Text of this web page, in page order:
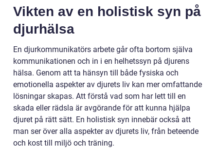
Vikten av en holistisk syn på
djurhälsa
En djurkommunikatörs arbete går ofta bortom själva
kommunikationen och in i en helhetssyn på djurens
hälsa. Genom att ta hänsyn till både fysiska och
emotionella aspekter av djurets liv kan mer omfattande
lösningar skapas. Att förstå vad som har lett till en
skada eller rädsla är avgörande för att kunna hjälpa
djuret på rätt sätt. En holistisk syn innebär också att
man ser över alla aspekter av djurets liv, från beteende
och kost till miljö och träning.